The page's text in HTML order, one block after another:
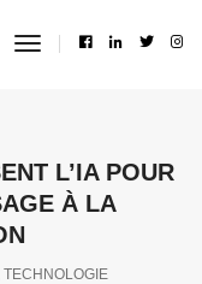
toggle
L’IA POUR
À LA
TECHNOLOGIE